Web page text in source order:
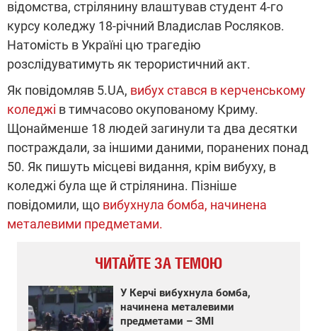
відомства, стрілянину влаштував студент 4-го
курсу коледжу 18-річний Владислав Росляков.
Натомість в Україні цю трагедію
розслідуватимуть як терористичний акт.
Як повідомляв 5.UA, вибух стався в керченському
коледжі в тимчасово окупованому Криму.
Щонайменше 18 людей загинули та два десятки
постраждали, за іншими даними, поранених понад
50. Як пишуть місцеві видання, крім вибуху, в
коледжі була ще й стрілянина. Пізніше
повідомили, що вибухнула бомба, начинена
металевими предметами.
ЧИТАЙТЕ ЗА ТЕМОЮ
У Керчі вибухнула бомба,
начинена металевими
предметами – ЗМІ